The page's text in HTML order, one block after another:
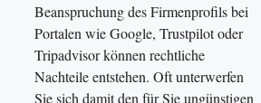
Beanspruchung des Firmenprofils bei
Portalen wie Google, Trustpilot oder
Tripadvisor können rechtliche
Nachteile entstehen. Oft unterwerfen
Sie sich damit den für Sie ungünstigen